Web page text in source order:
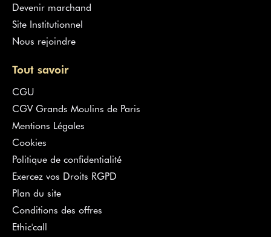
Devenir marchand
Site Institutionnel
Nous rejoindre
Tout savoir
CGU
CGV Grands Moulins de Paris
Mentions Légales
Cookies
Politique de confidentialité
Exercez vos Droits RGPD
Plan du site
Conditions des offres
Ethic'call